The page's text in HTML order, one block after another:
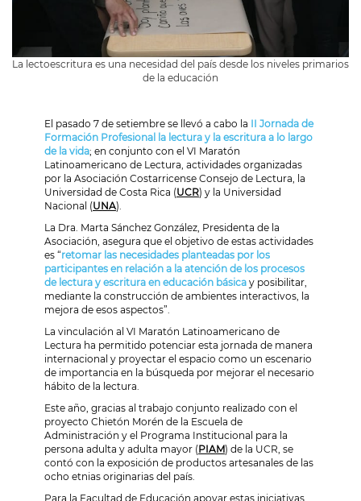
La lectoescritura es una necesidad del país desde los niveles primarios
de la educación
El pasado 7 de setiembre se llevó a cabo la II Jornada de
Formación Profesional la lectura y la escritura a lo largo
de la vida; en conjunto con el VI Maratón
Latinoamericano de Lectura, actividades organizadas
por la Asociación Costarricense Consejo de Lectura, la
Universidad de Costa Rica (UCR) y la Universidad
Nacional (UNA).
La Dra. Marta Sánchez González, Presidenta de la
Asociación, asegura que el objetivo de estas actividades
es “retomar las necesidades planteadas por los
participantes en relación a la atención de los procesos
de lectura y escritura en educación básica y posibilitar,
mediante la construcción de ambientes interactivos, la
mejora de esos aspectos”.
La vinculación al VI Maratón Latinoamericano de
Lectura ha permitido potenciar esta jornada de manera
internacional y proyectar el espacio como un escenario
de importancia en la búsqueda por mejorar el necesario
hábito de la lectura.
Este año, gracias al trabajo conjunto realizado con el
proyecto Chietón Morén de la Escuela de
Administración y el Programa Institucional para la
persona adulta y adulta mayor (PIAM) de la UCR, se
contó con la exposición de productos artesanales de las
ocho etnias originarias del país.
Para la Facultad de Educación apoyar estas iniciativas